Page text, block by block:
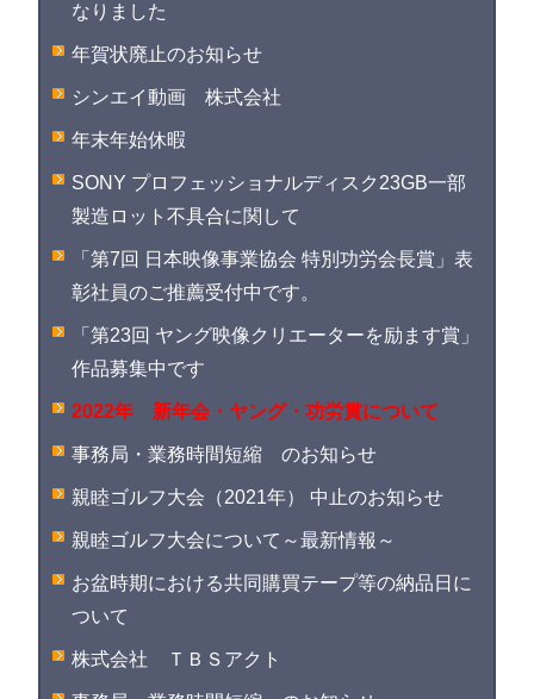
なりました
年賀状廃止のお知らせ
シンエイ動画 株式会社
年末年始休暇
SONY プロフェッショナルディスク23GB一部
製造ロット不具合に関して
「第7回 日本映像事業協会 特別功労会長賞」表
彰社員のご推薦受付中です。
「第23回 ヤング映像クリエーターを励ます賞」
作品募集中です
2022年 新年会・ヤング・功労賞について
事務局・業務時間短縮 のお知らせ
親睦ゴルフ大会（2021年） 中止のお知らせ
親睦ゴルフ大会について～最新情報～
お盆時期における共同購買テープ等の納品日に
ついて
株式会社 ＴＢＳアクト